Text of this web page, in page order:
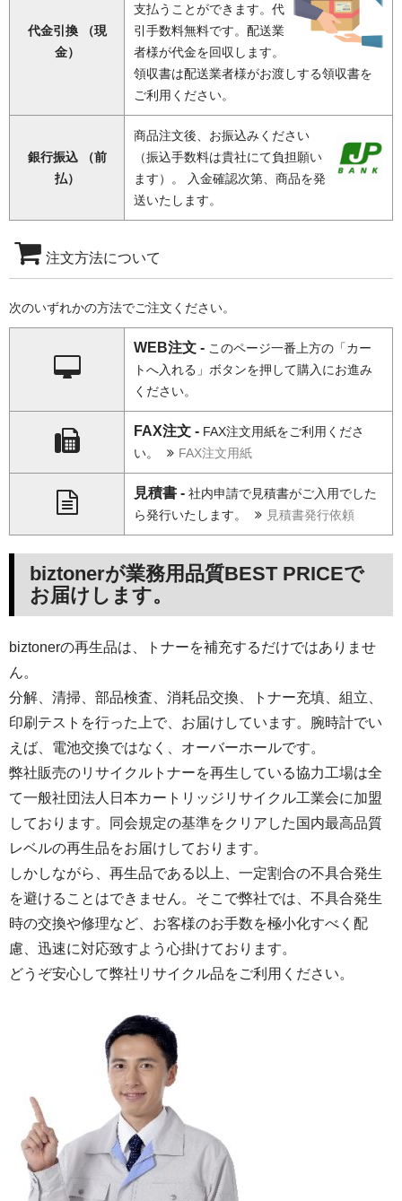
代金引換 （現
金）
支払うことができます。代
引手数料無料です。配送業
者様が代金を回収します。
領収書は配送業者様がお渡しする領収書を
ご利用ください。
銀行振込 （前
払）
商品注文後、お振込みください
（振込手数料は貴社にて負担願い
ます）。 入金確認次第、商品を発
送いたします。
注文方法について
次のいずれかの方法でご注文ください。
WEB注文 - このページ一番上方の「カー
トへ入れる」ボタンを押して購入にお進み
ください。
FAX注文 - FAX注文用紙をご利用くださ
い。
FAX注文用紙
見積書 - 社内申請で見積書がご入用でした
ら発行いたします。
見積書発行依頼
biztonerが業務用品質BEST PRICEで
お届けします。
biztonerの再生品は、トナーを補充するだけではありませ
ん。
分解、清掃、部品検査、消耗品交換、トナー充填、組立、
印刷テストを行った上で、お届けしています。腕時計でい
えば、電池交換ではなく、オーバーホールです。
弊社販売のリサイクルトナーを再生している協力工場は全
て一般社団法人日本カートリッジリサイクル工業会に加盟
しております。同会規定の基準をクリアした国内最高品質
レベルの再生品をお届けしております。
しかしながら、再生品である以上、一定割合の不具合発生
を避けることはできません。そこで弊社では、不具合発生
時の交換や修理など、お客様のお手数を極小化すべく配
慮、迅速に対応致すよう心掛けております。
どうぞ安心して弊社リサイクル品をご利用ください。